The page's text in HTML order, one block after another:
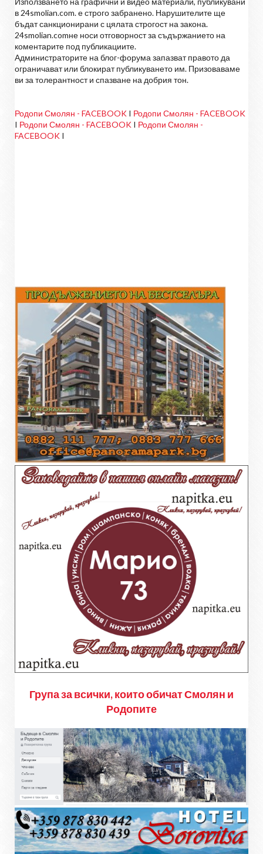
в 24smolian.com. е строго забранено. Нарушителите ще
бъдат санкционирани с цялата строгост на закона.
24smolian.comне носи отговорност за съдържанието на
коментарите под публикациите.
Администраторите на блог-форума запазват правото да
ограничават или блокират публикуването им. Призоваваме
ви за толерантност и спазване на добрия тон.
Родопи Смолян - FACEBOOK I Родопи Смолян - FACEBOOK
I Родопи Смолян - FACEBOOK I Родопи Смолян -
FACEBOOK I
Група за всички, които обичат Смолян и
Родопите